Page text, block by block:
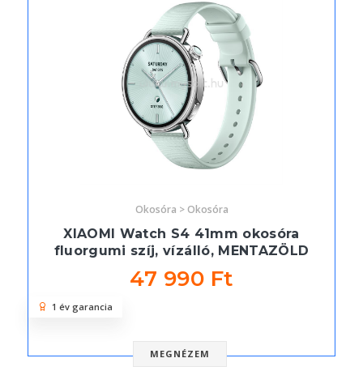
Okosóra > Okosóra
XIAOMI Watch S4 41mm okosóra
fluorgumi szíj, vízálló, MENTAZÖLD
47 990 Ft
MEGNÉZEM
1 év garancia